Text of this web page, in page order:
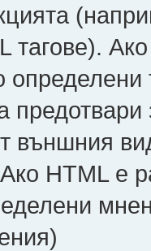
тагове).
определени
външния
HTML е